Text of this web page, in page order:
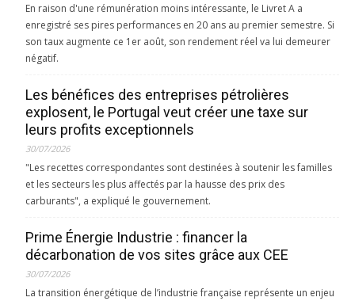
En raison d'une rémunération moins intéressante, le Livret A a
enregistré ses pires performances en 20 ans au premier semestre. Si
son taux augmente ce 1er août, son rendement réel va lui demeurer
négatif.
Les bénéfices des entreprises pétrolières
explosent, le Portugal veut créer une taxe sur
leurs profits exceptionnels
30/07/2026
"Les recettes correspondantes sont destinées à soutenir les familles
et les secteurs les plus affectés par la hausse des prix des
carburants", a expliqué le gouvernement.
Prime Énergie Industrie : financer la
décarbonation de vos sites grâce aux CEE
30/07/2026
La transition énergétique de l’industrie française représente un enjeu